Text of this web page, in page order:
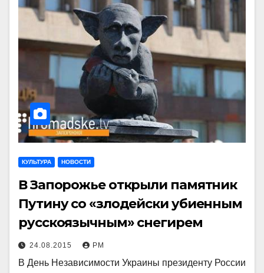
КУЛЬТУРА НОВОСТИ
В Запорожье открыли памятник
Путину со «злодейски убиенным
русскоязычным» снегирем
24.08.2015 РМ
В День Независимости Украины президенту России